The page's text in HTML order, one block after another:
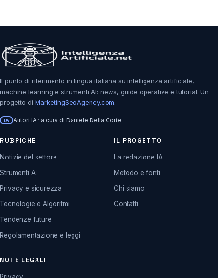
Il punto di riferimento in lingua italiana su intelligenza artificiale,
machine learning e strumenti AI: news, guide operative e tutorial. Un
progetto di MarketingSeoAgency.com.
IA Autori IA · a cura di Daniele Della Corte
RUBRICHE
Notizie del settore
Strumenti AI
Privacy e sicurezza
Tecnologie e Algoritmi
Tendenze future
Regolamentazione e leggi
IL PROGETTO
La redazione IA
Metodo e fonti
Chi siamo
Contatti
NOTE LEGALI